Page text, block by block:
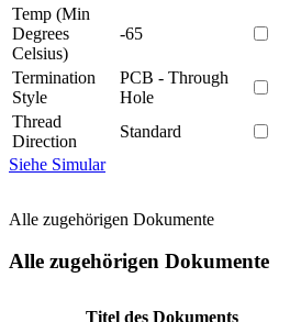
Temp (Min
Degrees
Celsius)
-65
Termination
Style
PCB - Through
Hole
Thread
Direction
Standard
Siehe Simular
Alle zugehörigen Dokumente
Alle zugehörigen Dokumente
Titel des Dokuments